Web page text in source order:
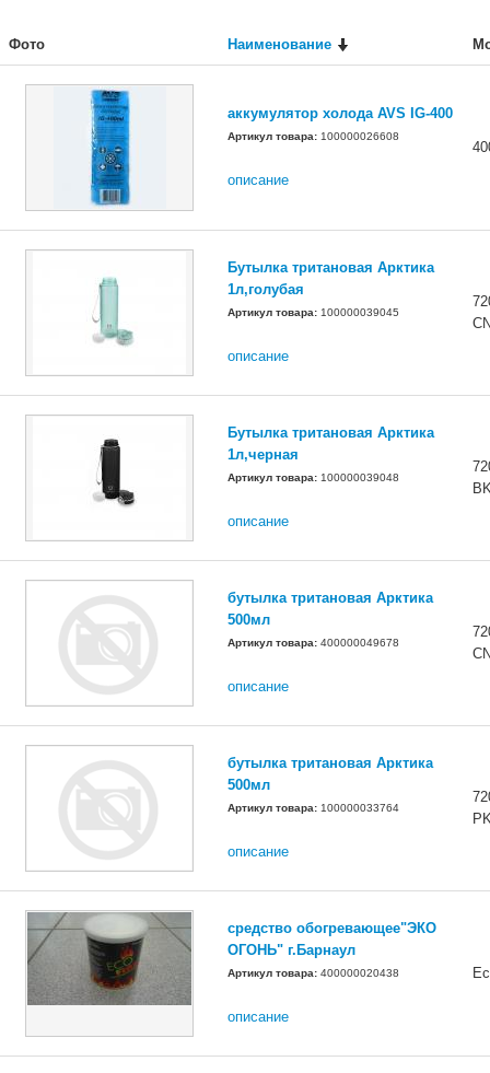
Фото Наименование
аккумулятор холода AVS IG-400
Артикул товара: 100000026608
описание
Бутылка тритановая Арктика
1л,голубая
Артикул товара: 100000039045
описание
Бутылка тритановая Арктика
1л,черная
Артикул товара: 100000039048
описание
бутылка тритановая Арктика
500мл
Артикул товара: 400000049678
описание
бутылка тритановая Арктика
500мл
Артикул товара: 100000033764
описание
средство обогревающее"ЭКО
ОГОНЬ" г.Барнаул
Артикул товара: 400000020438
описание